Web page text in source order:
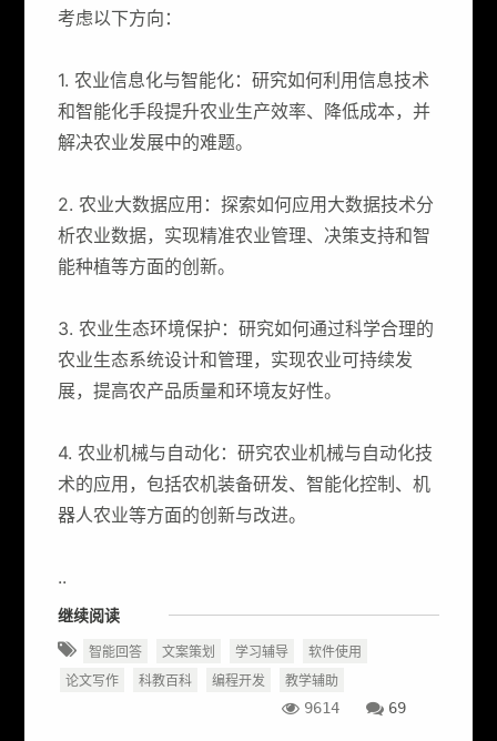
考虑以下方向：
1. 农业信息化与智能化：研究如何利用信息技术
和智能化手段提升农业生产效率、降低成本，并
解决农业发展中的难题。
2. 农业大数据应用：探索如何应用大数据技术分
析农业数据，实现精准农业管理、决策支持和智
能种植等方面的创新。
3. 农业生态环境保护：研究如何通过科学合理的
农业生态系统设计和管理，实现农业可持续发
展，提高农产品质量和环境友好性。
4. 农业机械与自动化：研究农业机械与自动化技
术的应用，包括农机装备研发、智能化控制、机
器人农业等方面的创新与改进。
..
继续阅读
智能回答 文案策划 学习辅导
软件使用
论文写作
科教百科 编程开发 教学辅助
9614 69